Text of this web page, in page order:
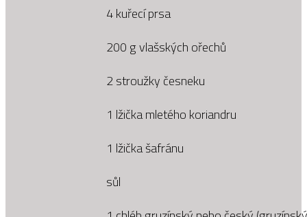
4 kuřecí prsa
200 g vlašských ořechů
2 stroužky česneku
1 lžička mletého koriandru
1 lžička šafránu
sůl